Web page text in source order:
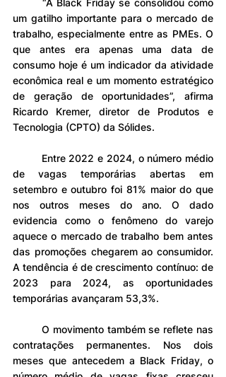
um gatilho importante para o mercado de
trabalho, especialmente entre as PMEs. O
que antes era apenas uma data de
consumo hoje é um indicador da atividade
econômica real e um momento estratégico
de geração de oportunidades”, afirma
Ricardo Kremer, diretor de Produtos e
Tecnologia (CPTO) da Sólides.
de vagas temporárias abertas em
setembro e outubro foi 81% maior do que
nos outros meses do ano. O dado
evidencia como o fenômeno do varejo
aquece o mercado de trabalho bem antes
das promoções chegarem ao consumidor.
A tendência é de crescimento contínuo: de
2023 para 2024, as oportunidades
temporárias avançaram 53,3%.
contratações permanentes. Nos dois
meses que antecedem a Black Friday, o